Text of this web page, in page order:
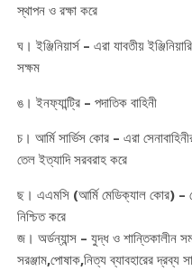
স্থাপন ও রক্ষা করে
ঘ। ইঞ্জিনিয়ার্স – এরা যাবতীয়
সক্ষম
ঙ। ইনফ্যান্ট্রি – পদাতিক বাহিনী
চ। আর্মি সার্ভিস কোর – এরা
তেল ইত্যাদি সরবরাহ করে
ছ। এএমসি (আর্মি মেডিক্যাল কোর) –
নিশ্চিত করে
জ। অর্ডন্যান্স – যুদ্ধ ও শান্তিকালীন
সরঞ্জাম,পোষাক,নিত্য ব্যাবহারের দ্রব্য